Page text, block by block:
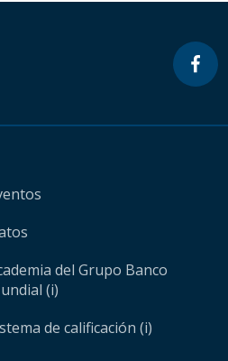
del Grupo Banco
(i)
de calificación (i)